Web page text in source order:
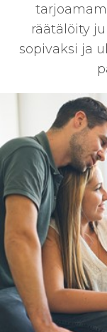
räätälöity
sopivaksi ja